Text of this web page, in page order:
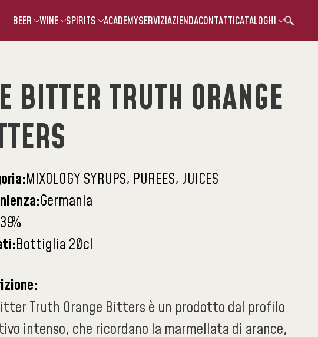
BEER WINE SPIRITS ACADEMYSERVIZIAZIENDACONTATTICATALOGHI
BITTER TRUTH ORANGE
MIXOLOGY SYRUPS, PUREES, JUICES
Germania
39%
Bottiglia 20cl
Truth Orange Bitters è un prodotto dal profilo
intenso, che ricordano la marmellata di arance,